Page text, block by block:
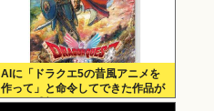
AIに「ドラクエ5の昔風アニメを
作って」と命令してできた作品が
これ、感想よろ